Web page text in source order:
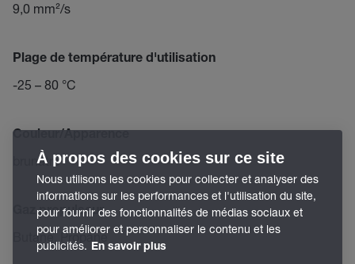
9,0 mm²/s
Plage de température d'utilisation
-25 – 80 °C
Couleur/Apparence
brunâtre
Gaz propulseur
Butane, Propane
À propos des cookies sur ce site
Nous utilisons les cookies pour collecter et analyser des
informations sur les performances et l'utilisation du site,
pour fournir des fonctionnalités de médias sociaux et
pour améliorer et personnaliser le contenu et les
publicités. En savoir plus